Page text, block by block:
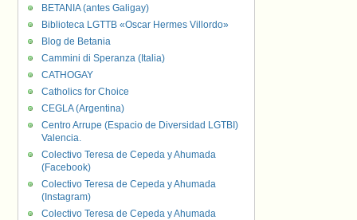
BETANIA (antes Galigay)
Biblioteca LGTTB «Oscar Hermes Villordo»
Blog de Betania
Cammini di Speranza (Italia)
CATHOGAY
Catholics for Choice
CEGLA (Argentina)
Centro Arrupe (Espacio de Diversidad LGTBI)
Valencia.
Colectivo Teresa de Cepeda y Ahumada
(Facebook)
Colectivo Teresa de Cepeda y Ahumada
(Instagram)
Colectivo Teresa de Cepeda y Ahumada